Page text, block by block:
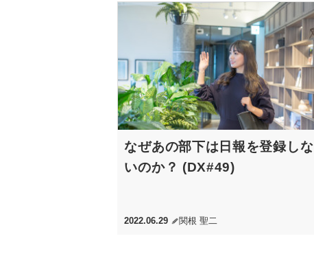
なぜあの部下は日報を登録しな
いのか？ (DX#49)
2022.06.29 関根 聖二